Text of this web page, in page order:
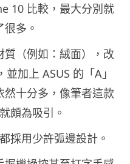
10 比較，最大分別就
多。
（例如：絨面），改
加上 ASUS 的「A」
十分多，像筆者這款
頗為吸引。
採用少許弧邊設計。